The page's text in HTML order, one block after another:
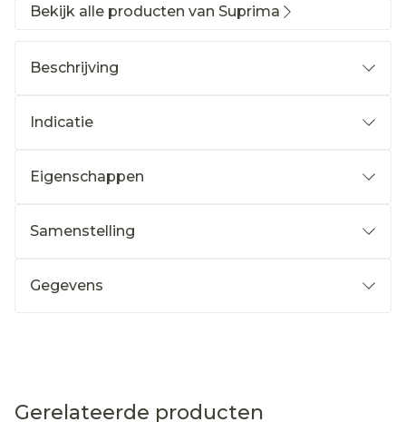
Bekijk alle producten van Suprima
Beschrijving
Indicatie
Eigenschappen
Samenstelling
Gegevens
Gerelateerde producten